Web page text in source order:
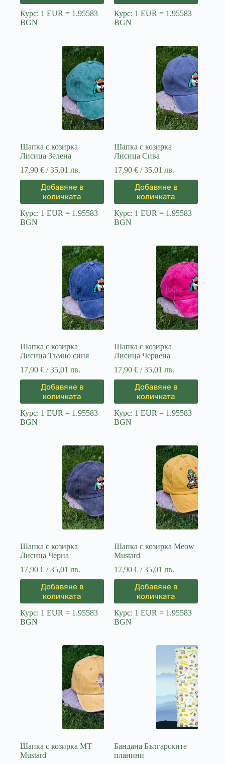
Курс: 1 EUR = 1.95583
BGN
Курс: 1 EUR = 1.95583
BGN
Шапка с козирка
Лисица Зелена
17,90 € / 35,01 лв.
Добавяне в
количката
Курс: 1 EUR = 1.95583
BGN
Шапка с козирка
Лисица Сива
17,90€ / 35,01 лв.
Добавяне в
количката
Курс: 1 EUR = 1.95583
BGN
Шапка с козирка
Лисица Тъмно синя
17,90 € / 35,01 лв.
Добавяне в
количката
Курс: 1 EUR = 1.95583
BGN
Шапка с козирка
Лисица Червена
17,90€ / 35,01 лв.
Добавяне в
количката
Курс: 1 EUR = 1.95583
BGN
Шапка с козирка
Лисица Черна
17,90 € / 35,01 лв.
Добавяне в
количката
Курс: 1 EUR = 1.95583
BGN
Шапка с козирка Мeow
Mustard
17,90€ / 35,01 лв.
Добавяне в
количката
Курс: 1 EUR = 1.95583
BGN
Шапка с козирка МТ
Mustard
Бандана Българските
планини